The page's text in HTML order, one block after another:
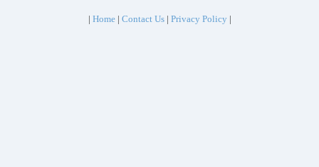
Home|Contact Us|Privacy Policy
|